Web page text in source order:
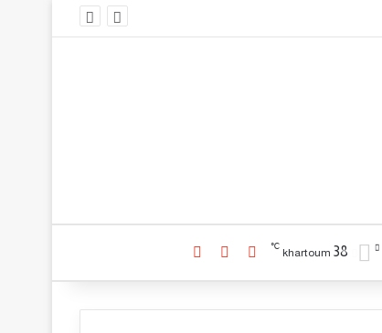
khartoum 38
℃ تسجيل الدخول
الوضع المظلم